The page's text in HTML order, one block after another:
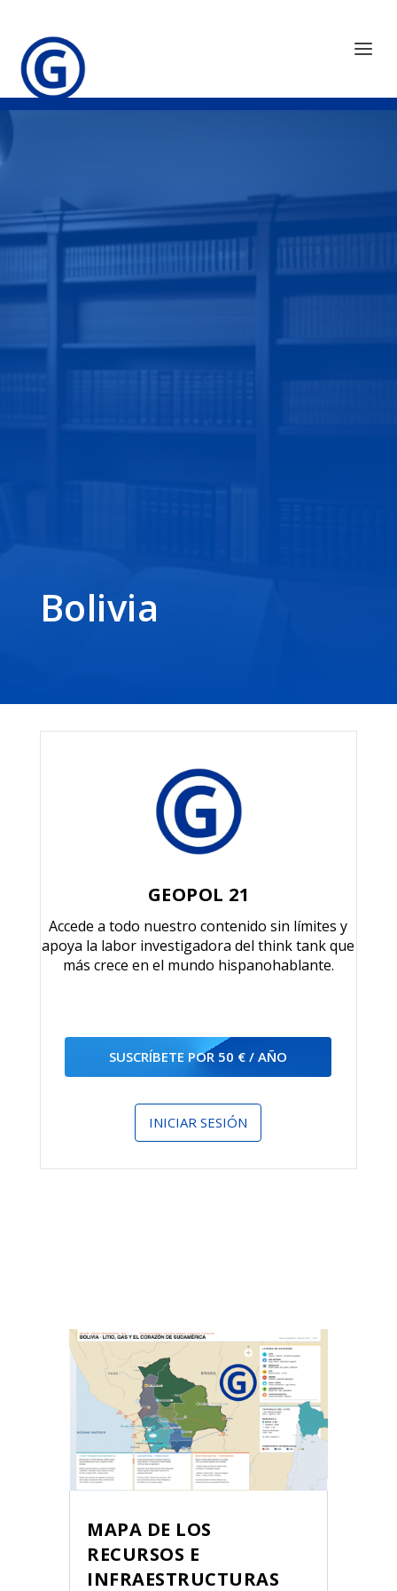
Bolivia
GEOPOL 21
Accede a todo nuestro contenido sin límites y
apoya la labor investigadora del think tank que
más crece en el mundo hispanohablante.
SUSCRÍBETE POR 50 € / AÑO
INICIAR SESIÓN
MAPA DE LOS
RECURSOS E
INFRAESTRUCTURAS